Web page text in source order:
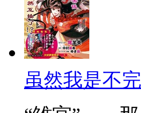
虽然我是不